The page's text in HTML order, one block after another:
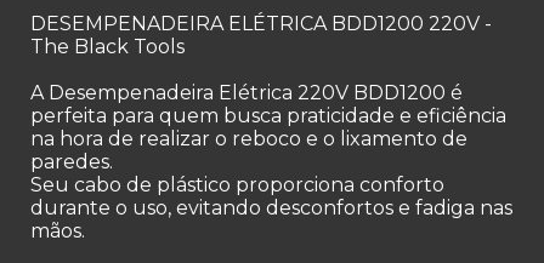
DESEMPENADEIRA ELÉTRICA BDD1200 220V -
The Black Tools
A Desempenadeira Elétrica 220V BDD1200 é
perfeita para quem busca praticidade e eficiência
na hora de realizar o reboco e o lixamento de
paredes.
Seu cabo de plástico proporciona conforto
durante o uso, evitando desconfortos e fadiga nas
mãos.